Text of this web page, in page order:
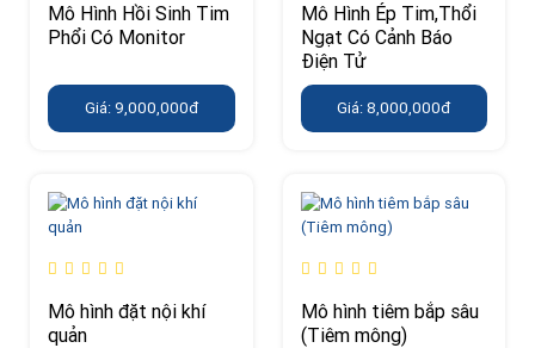
Mô Hình Hồi Sinh Tim
Phổi Có Monitor
Giá: 9,000,000đ
Mô Hình Ép Tim,Thổi
Ngạt Có Cảnh Báo
Điện Tử
Giá: 8,000,000đ
Mô hình đặt nội khí
quản
Mô hình tiêm bắp sâu
(Tiêm mông)